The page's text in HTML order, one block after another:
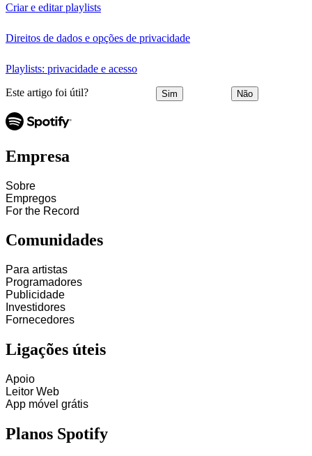
Criar e editar playlists
Direitos de dados e opções de privacidade
Playlists: privacidade e acesso
Este artigo foi útil? Sim Não
Empresa
Sobre
Empregos
For the Record
Comunidades
Para artistas
Programadores
Publicidade
Investidores
Fornecedores
Ligações úteis
Apoio
Leitor Web
App móvel grátis
Planos Spotify